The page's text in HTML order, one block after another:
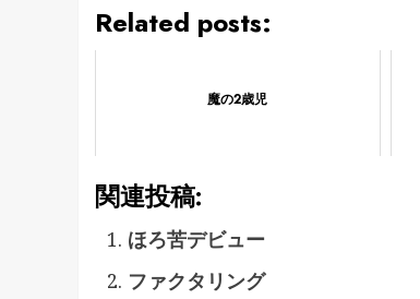
Related posts:
魔の2歳児
関連投稿:
ほろ苦デビュー
ファクタリング